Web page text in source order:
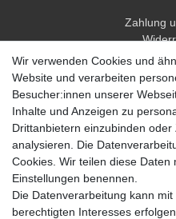
Zahlung
Wir verwenden Cookies und
Website und verarbeiten
Besucher:innen unserer
Inhalte und Anzeigen zu
Drittanbietern einzubinden
analysieren. Die
Cookies. Wir teilen diese Daten
Einstellungen benennen.
Die Datenverarbeitung kann
berechtigten Interesses